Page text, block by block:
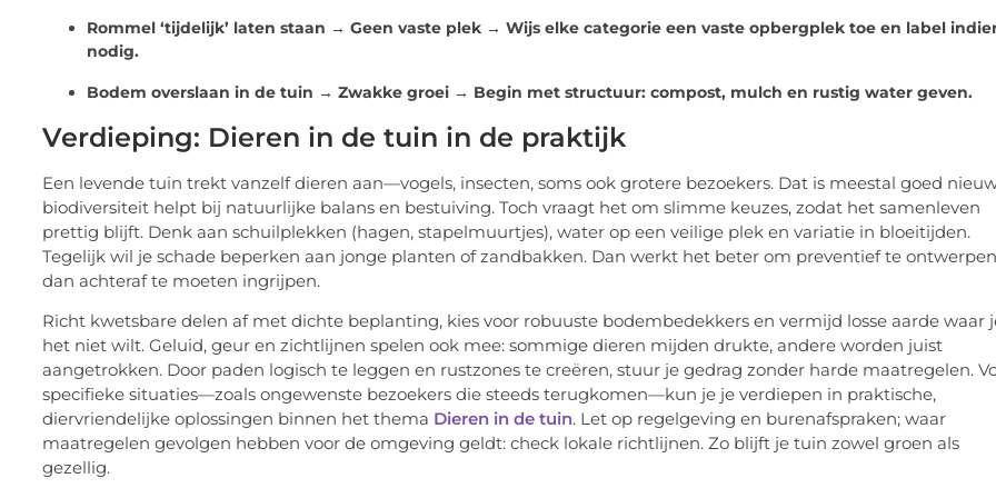
Rommel ‘tijdelijk’ laten staan → Geen vaste plek → Wijs elke categorie een vaste opbergplek toe en label
nodig.
Bodem overslaan in de tuin → Zwakke groei → Begin met structuur: compost, mulch en rustig water geven.
Verdieping: Dieren in de tuin in de praktijk
Een levende tuin trekt vanzelf dieren aan—vogels, insecten, soms ook grotere bezoekers. Dat is meestal goed
biodiversiteit helpt bij natuurlijke balans en bestuiving. Toch vraagt het om slimme keuzes, zodat het samenleven
prettig blijft. Denk aan schuilplekken (hagen, stapelmuurtjes), water op een veilige plek en variatie in bloeitijden.
Tegelijk wil je schade beperken aan jonge planten of zandbakken. Dan werkt het beter om preventief te ontwerpen
dan achteraf te moeten ingrijpen.
Richt kwetsbare delen af met dichte beplanting, kies voor robuuste bodembedekkers en vermijd losse aarde waar
het niet wilt. Geluid, geur en zichtlijnen spelen ook mee: sommige dieren mijden drukte, andere worden juist
aangetrokken. Door paden logisch te leggen en rustzones te creëren, stuur je gedrag zonder harde maatregelen.
specifieke situaties—zoals ongewenste bezoekers die steeds terugkomen—kun je je verdiepen in praktische,
diervriendelijke oplossingen binnen het thema Dieren in de tuin. Let op regelgeving en burenafspraken; waar
maatregelen gevolgen hebben voor de omgeving geldt: check lokale richtlijnen. Zo blijft je tuin zowel groen als
gezellig.